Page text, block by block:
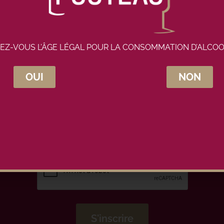
vous à la newsletter Maison
VOUS L’ÂGE LÉGAL POUR LA CONSOMMATION
OUI NON